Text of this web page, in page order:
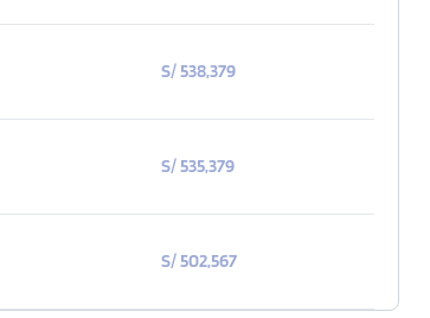
S/ 538,379
S/ 535,379
S/ 502,567